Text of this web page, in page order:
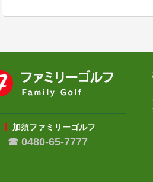
加須ファミリーゴルフ
☎ 0480-65-7777